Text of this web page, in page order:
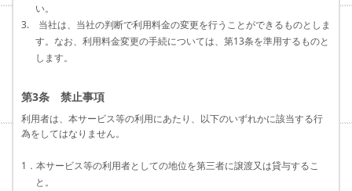
い。
3. 当社は、当社の判断で利用料金の変更を行うことができるものとしま
す。なお、利用料金変更の手続については、第13条を準用するものと
します。
第3条 禁止事項
利用者は、本サービス等の利用にあたり、以下のいずれかに該当する行
為をしてはなりません。
1．本サービス等の利用者としての地位を第三者に譲渡又は貸与するこ
と。